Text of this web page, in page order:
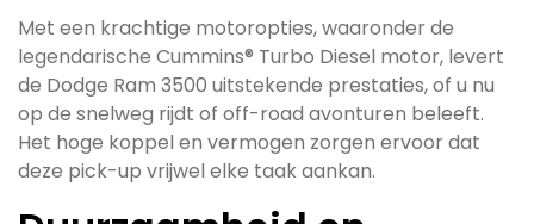
Met een krachtige motoropties, waaronder de
legendarische Cummins® Turbo Diesel motor, levert
de Dodge Ram 3500 uitstekende prestaties, of u nu
op de snelweg rijdt of off-road avonturen beleeft.
Het hoge koppel en vermogen zorgen ervoor dat
deze pick-up vrijwel elke taak aankan.